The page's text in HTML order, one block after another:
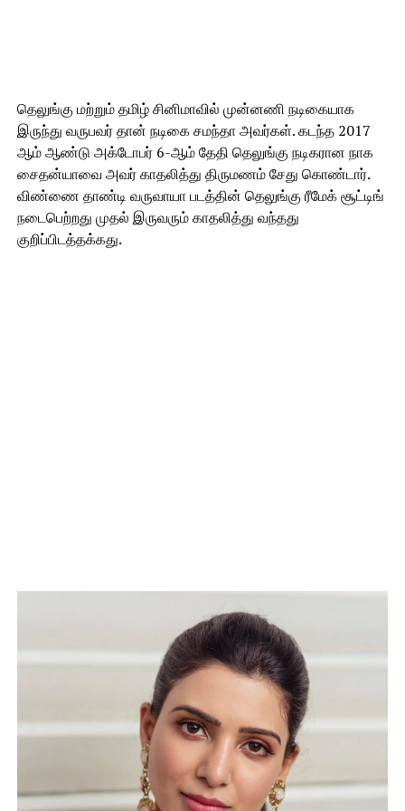
தெலுங்கு மற்றும் தமிழ் சினிமாவில் முன்னணி நடிகையாக
இருந்து வருபவர் தான் நடிகை சமந்தா அவர்கள். கடந்த 2017
ஆம் ஆண்டு அக்டோபர் 6-ஆம் தேதி தெலுங்கு நடிகரான நாக
சைதன்யாவை அவர் காதலித்து திருமணம் சேது கொண்டார்.
விண்ணை தாண்டி வருவாயா படத்தின் தெலுங்கு ரீமேக் சூட்டிங்
நடைபெற்றது முதல் இருவரும் காதலித்து வந்தது
குறிப்பிடத்தக்கது.